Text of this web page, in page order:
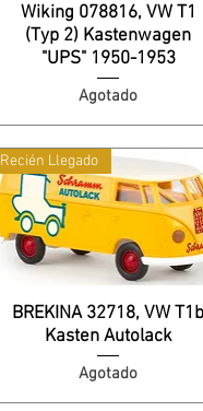
Wiking 078816, VW T1
(Typ 2) Kastenwagen
"UPS" 1950-1953
Agotado
Recién Llegado
BREKINA 32718, VW
Kasten Autolack
Agotado